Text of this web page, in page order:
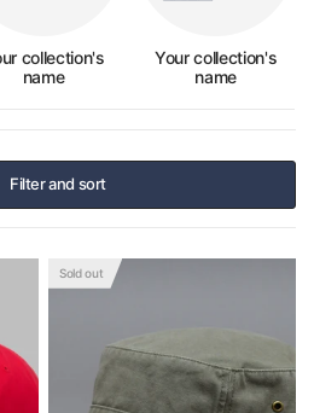
collection's
name
Your collection's
name
Filter and sort
Sold out